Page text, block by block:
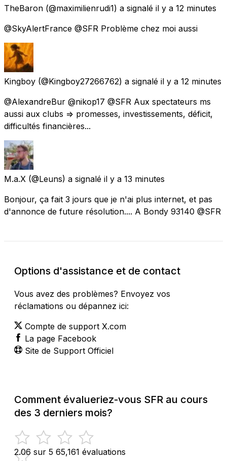
TheBaron (@maximilienrudi1) a signalé il y a 12 minutes
@SkyAlertFrance @SFR Problème chez moi aussi
Kingboy (@Kingboy27266762) a signalé il y a 12 minutes
@AlexandreBur @nikop17 @SFR Aux spectateurs ms
aussi aux clubs => promesses, investissements, déficit,
difficultés financières...
M.a.X (@Leuns) a signalé il y a 13 minutes
Bonjour, ça fait 3 jours que je n'ai plus internet, et pas
d'annonce de future résolution.... A Bondy 93140 @SFR
Options d'assistance et de contact
Vous avez des problèmes? Envoyez vos
réclamations ou dépannez ici:
Compte de support X.com
La page Facebook
Site de Support Officiel
Comment évalueriez-vous SFR au cours
des 3 derniers mois?
2.06 sur 5 65,161 évaluations